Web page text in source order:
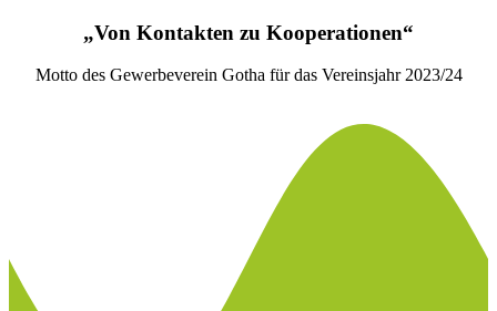
„Von Kontakten zu Kooperationen“
Motto des Gewerbeverein Gotha für das Vereinsjahr 2023/24